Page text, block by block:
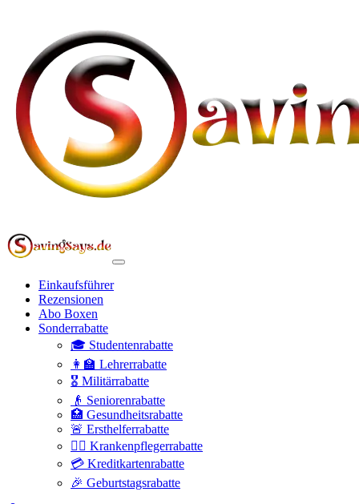
Einkaufsführer
Rezensionen
Abo Boxen
Sonderrabatte
🎓 Studentenrabatte
👩‍🏫 Lehrerrabatte
🎖️ Militärrabatte
👴 Seniorenrabatte
🏥 Gesundheitsrabatte
🚨 Ersthelferrabatte
👩‍⚕️ Krankenpflegerrabatte
💳 Kreditkartenrabatte
🎉 Geburtstagsrabatte